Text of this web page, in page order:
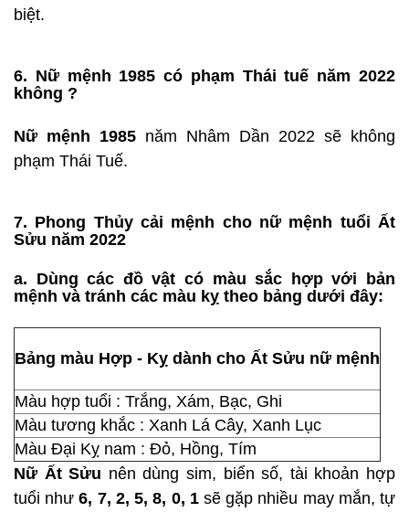
biệt.
6. Nữ mệnh 1985 có phạm Thái tuế năm 2022
không ?
Nữ mệnh 1985 năm Nhâm Dần 2022 sẽ không
phạm Thái Tuế.
7. Phong Thủy cải mệnh cho nữ mệnh tuổi Ất
Sửu năm 2022
a. Dùng các đồ vật có màu sắc hợp với bản
mệnh và tránh các màu kỵ theo bảng dưới đây:
Bảng màu Hợp - Kỵ dành cho Ất Sửu nữ mệnh
Màu hợp tuổi : Trắng, Xám, Bạc, Ghi
Màu tương khắc : Xanh Lá Cây, Xanh Lục
Màu Đại Kỵ nam : Đỏ, Hồng, Tím
Nữ Ất Sửu nên dùng sim, biển số, tài khoản hợp
tuổi như6, 7, 2, 5, 8, 0, 1sẽ gặp nhiều may mắn, tự